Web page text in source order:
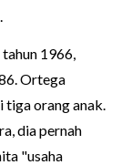
1966,
Ortega
orang anak.
dia pernah
"usaha